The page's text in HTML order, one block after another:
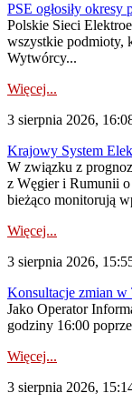
PSE ogłosiły okresy
Polskie Sieci
wszystkie podmioty,
Wytwórcy...
Więcej...
3 sierpnia 2026,
Krajowy System
W związku z
z Węgier i Rumunii
bieżąco monitorują
Więcej...
3 sierpnia 2026,
Konsultacje zmian w
Jako Operator
godziny 16:00
Więcej...
3 sierpnia 2026,